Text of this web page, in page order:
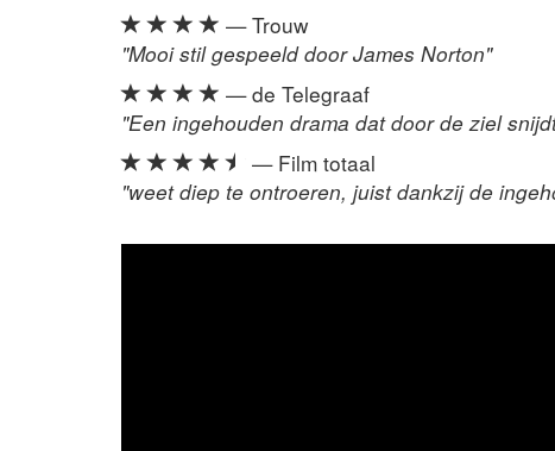
— Trouw
"Mooi stil gespeeld door James Norton"
— de Telegraaf
"Een ingehouden drama dat door de ziel
— Film totaal
"weet diep te ontroeren, juist dankzij de